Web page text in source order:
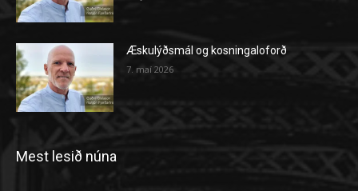
Æskulýðsmál og kosningaloforð
7. maí 2026
Mest lesið núna